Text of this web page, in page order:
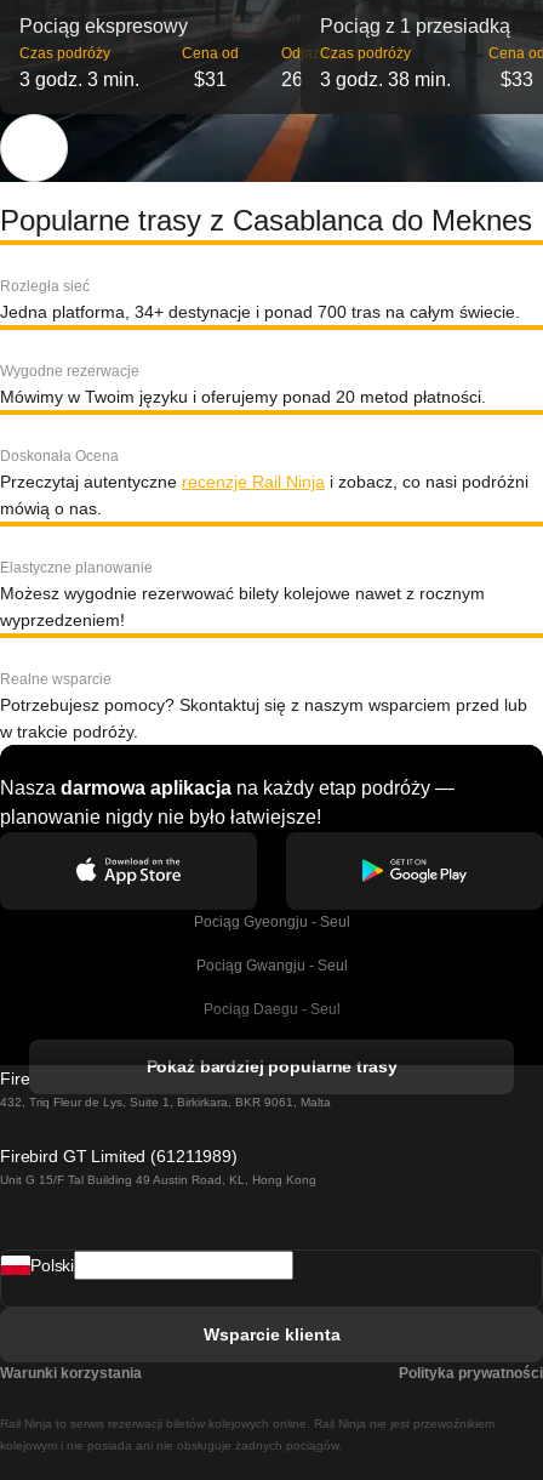
Pociąg ekspresowy
Czas podróży
3 godz. 3 min.
Cena od
$31
Odjazdy
26
Pociąg z 1 przesiadką
Czas podróży
3 godz. 38 min.
Cena
$33
Popularne trasy z Casablanca do Meknes
Rozległa sieć
Jedna platforma, 34+ destynacje i ponad 700 tras na całym świecie.
Wygodne rezerwacje
Mówimy w Twoim języku i oferujemy ponad 20 metod płatności.
Doskonała Ocena
Przeczytaj autentyczne recenzje Rail Ninja i zobacz, co nasi podróżni
mówią o nas.
Elastyczne planowanie
Możesz wygodnie rezerwować bilety kolejowe nawet z rocznym
wyprzedzeniem!
Realne wsparcie
Potrzebujesz pomocy? Skontaktuj się z naszym wsparciem przed lub
w trakcie podróży.
Nasza darmowa aplikacja na każdy etap podróży —
planowanie nigdy nie było łatwiejsze!
Pociąg Gyeongju - Seul
Pociąg Gwangju - Seul
Pociąg Daegu - Seul
Pociąg Dublin - Galway
Pociąg Rzym - Neapol
Pociąg Madryt - Lizbona
Pokaż bardziej popularne trasy
Firebird GT Limited (OC 1451)
432, Triq Fleur de Lys, Suite 1, Birkirkara, BKR 9061, Malta
Firebird GT Limited (61211989)
Unit G 15/F Tal Building 49 Austin Road, KL, Hong Kong
Rail Ninja to serwis rezerwacji biletów kolejowych online. Rail Ninja nie jest przewoźnikiem
kolejowym i nie posiada ani nie obsługuje żadnych pociągów.
Polski
Wsparcie klienta
Warunki korzystania Polityka prywatności